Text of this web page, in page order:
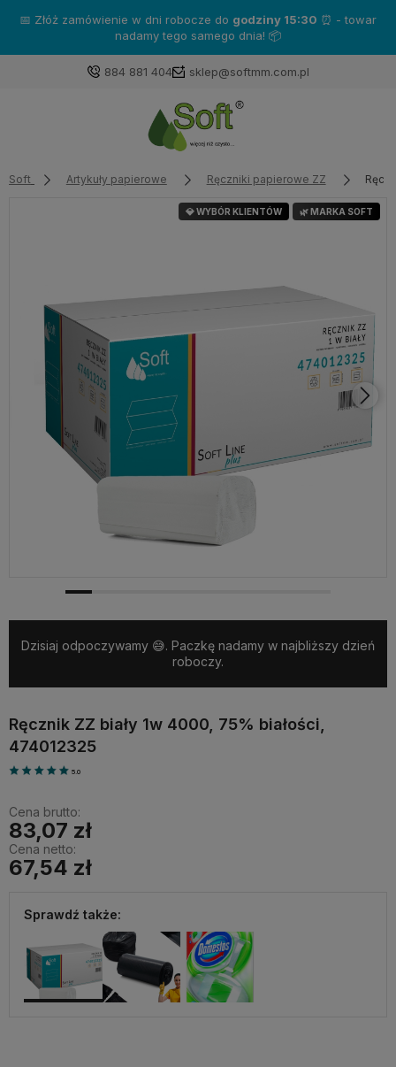
Zakup produkty markiKatrin - a otrzymasz gratisy!❤️
884 881 404 sklep@softmm.com.pl
Soft Artykuły papierowe Ręczniki papierowe ZZ
💎 WYBÓR KLIENTÓW 🌿 MARKA SOFT
Dzisiaj odpoczywamy 😅. Paczkę nadamy w najbliższy dzień
roboczy.
Ręcznik ZZ biały 1w 4000, 75% białości,
474012325
5.0
Cena brutto:
83,07 zł
Cena netto:
67,54 zł
Sprawdź także: